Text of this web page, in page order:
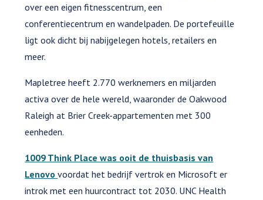
over een eigen fitnesscentrum, een
conferentiecentrum en wandelpaden. De portefeuille
ligt ook dicht bij nabijgelegen hotels, retailers en
meer.
Mapletree heeft 2.770 werknemers en miljarden
activa over de hele wereld, waaronder de Oakwood
Raleigh at Brier Creek-appartementen met 300
eenheden.
1009 Think Place was ooit de thuisbasis van
Lenovovoordat het bedrijf vertrok en Microsoft er
introk met een huurcontract tot 2030. UNC Health